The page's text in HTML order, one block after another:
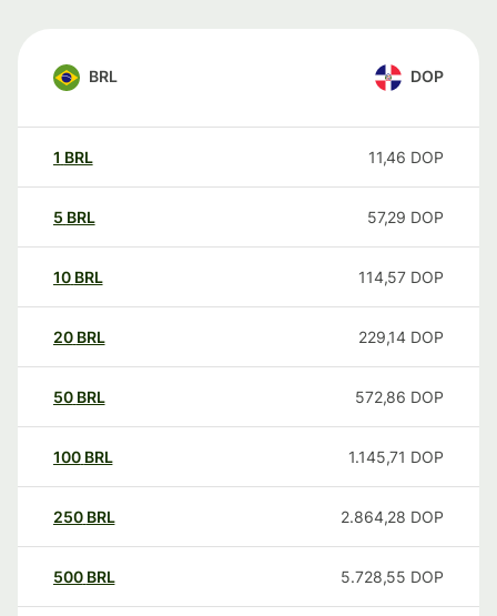
BRL DOP
1 BRL 11,46 DOP
5 BRL 57,29 DOP
10 BRL 114,57 DOP
20 BRL 229,14 DOP
50 BRL 572,86 DOP
100 BRL 1.145,71 DOP
250 BRL 2.864,28 DOP
500 BRL 5.728,55 DOP